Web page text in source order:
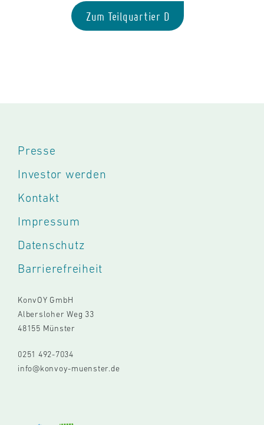
Zum Teilquartier D
Presse
Investor werden
Kontakt
Impressum
Datenschutz
Barrierefreiheit
KonvOY GmbH
Albersloher Weg 33
48155 Münster
0251 492-7034
info@konvoy-muenster.de